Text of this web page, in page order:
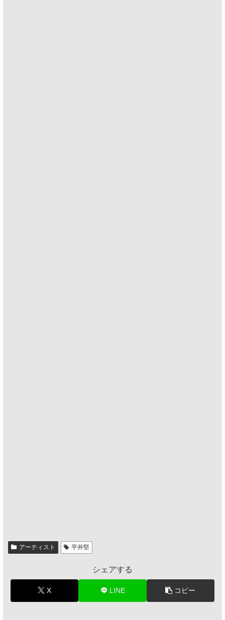
アーティスト 平井堅
シェアする
X LINE コピー